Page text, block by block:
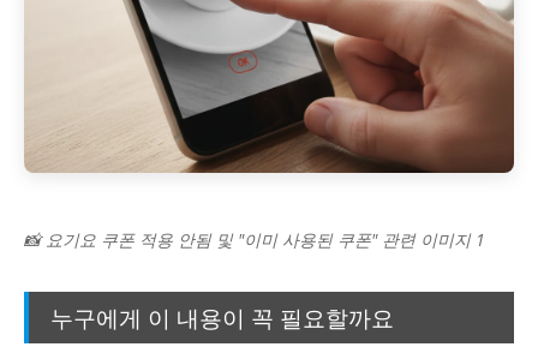
📸 요기요 쿠폰 적용 안됨 및 "이미 사용된 쿠폰" 관련 이미지 1
누구에게 이 내용이 꼭 필요할까요